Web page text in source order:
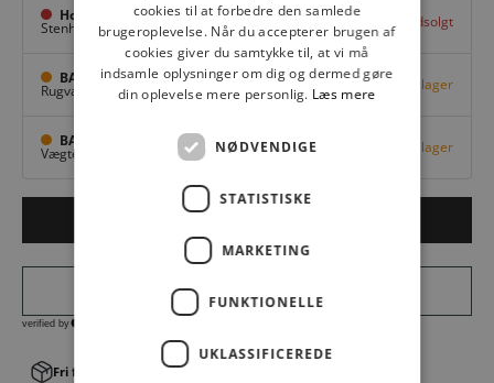
Hovedlager
Stenhuggervej 10,Odense M Udsolgt
BAGGI Tarup Center
Rugvang 36, Odense NV Få på lager
BAGGI Nyborg
Vægtergade 1, Nyborg Få på lager
Fri fragt v. køb over 499,00 kr.
cookies til at forbedre den samlede
brugeroplevelse. Når du accepterer brugen af
cookies giver du samtykke til, at vi må
indsamle oplysninger om dig og dermed gøre
din oplevelse mere personlig. Læs mere
NØDVENDIGE
STATISTISKE
MARKETING
FUNKTIONELLE
UKLASSIFICEREDE